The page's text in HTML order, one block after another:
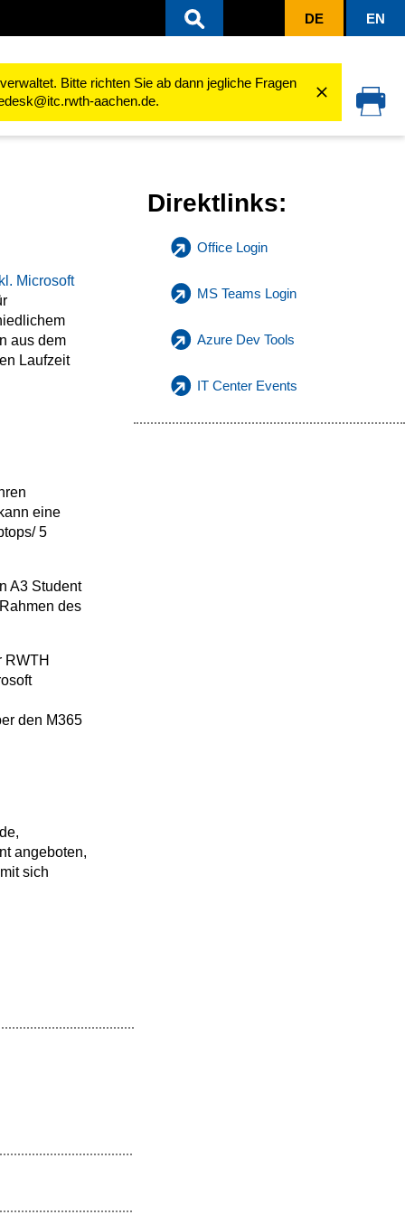
DE EN
Bitte richten Sie ab dann jegliche Fragen
aachen.de.
Direktlinks:
Office Login
MS Teams Login
Azure Dev Tools
IT Center Events
Microsoft
aus dem
Laufzeit
eine
5
A3 Student
des
RWTH
den M365
angeboten,
sich